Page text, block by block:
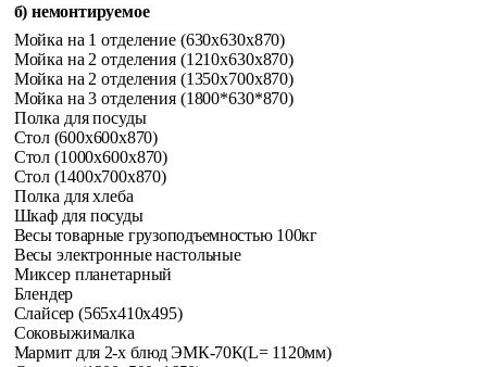
б) немонтируемое
Мойка на 1 отделение (630x630x870)
Мойка на 2 отделения (1210x630x870)
Мойка на 2 отделения (1350x700x870)
Мойка на 3 отделения (1800*630*870)
Полка для посуды
Стол (600x600x870)
Стол (1000x600x870)
Стол (1400x700x870)
Полка для хлеба
Шкаф для посуды
Весы товарные грузоподъемностью 100кг
Весы электронные настольные
Миксер планетарный
Блендер
Слайсер (565x410x495)
Соковыжималка
Мармит для 2-х блюд ЭМК-70К(L= 1120мм)